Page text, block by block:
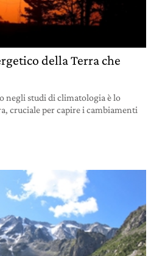
della Terra che
negli studi di climatologia è lo
cruciale per capire i cambiamenti